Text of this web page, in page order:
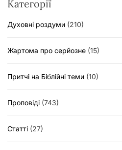
Категорії
Духовні роздуми (210)
Жартома про серйозне (15)
Притчі на Біблійні теми (10)
Проповіді (743)
Статті (27)